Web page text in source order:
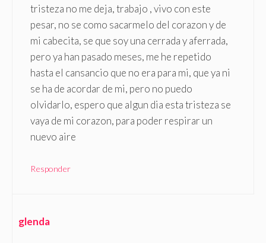
tristeza no me deja, trabajo , vivo con este
pesar, no se como sacarmelo del corazon y de
mi cabecita, se que soy una cerrada y aferrada,
pero ya han pasado meses, me he repetido
hasta el cansancio que no era para mi, que ya ni
se ha de acordar de mi, pero no puedo
olvidarlo, espero que algun dia esta tristeza se
vaya de mi corazon, para poder respirar un
nuevo aire
Responder
glenda